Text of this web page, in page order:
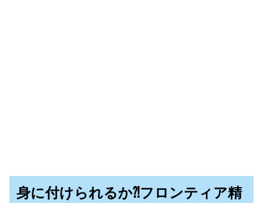
身に付けられるか⁈フロンティア精